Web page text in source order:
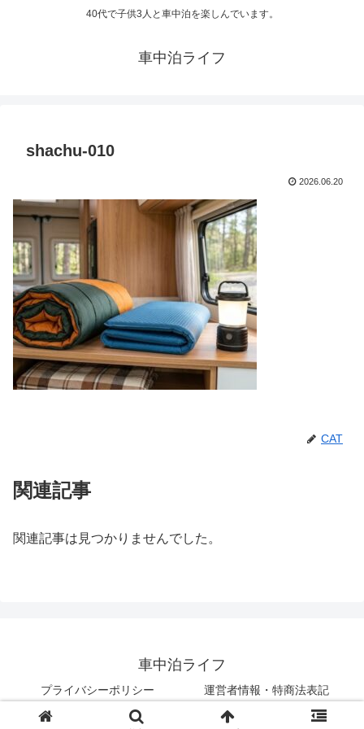
40代で子供3人と車中泊を楽しんでいます。
車中泊ライフ
shachu-010
2026.06.20
CAT
関連記事
関連記事は見つかりませんでした。
車中泊ライフ
プライバシーポリシー 運営者情報・特商法表記
© 2018 車中泊ライフ.